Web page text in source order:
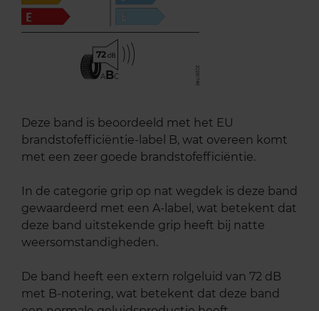
72
ABC
Deze band is beoordeeld met het EU
brandstofefficiëntie-label B, wat overeen komt
met een zeer goede brandstofefficiëntie.
In de categorie grip op nat wegdek is deze band
gewaardeerd met een A-label, wat betekent dat
deze band uitstekende grip heeft bij natte
weersomstandigheden.
De band heeft een extern rolgeluid van 72 dB
met B-notering, wat betekent dat deze band